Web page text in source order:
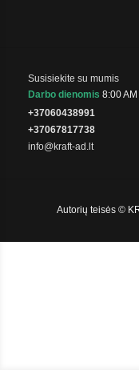
Susisiekite su mumis
Darbo dienomis 8:00
+37060438991
+37067817738
info@kraft-ad.lt
Autorių teisės ©